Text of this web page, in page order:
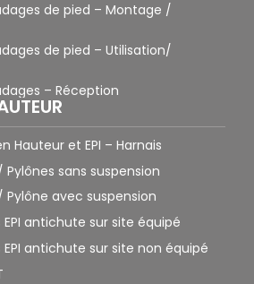
de pied – Montage /
de pied – Utilisation/
– Réception
Hauteur et EPI – Harnais
sans suspension
avec suspension
antichute sur site équipé
antichute sur site non équipé